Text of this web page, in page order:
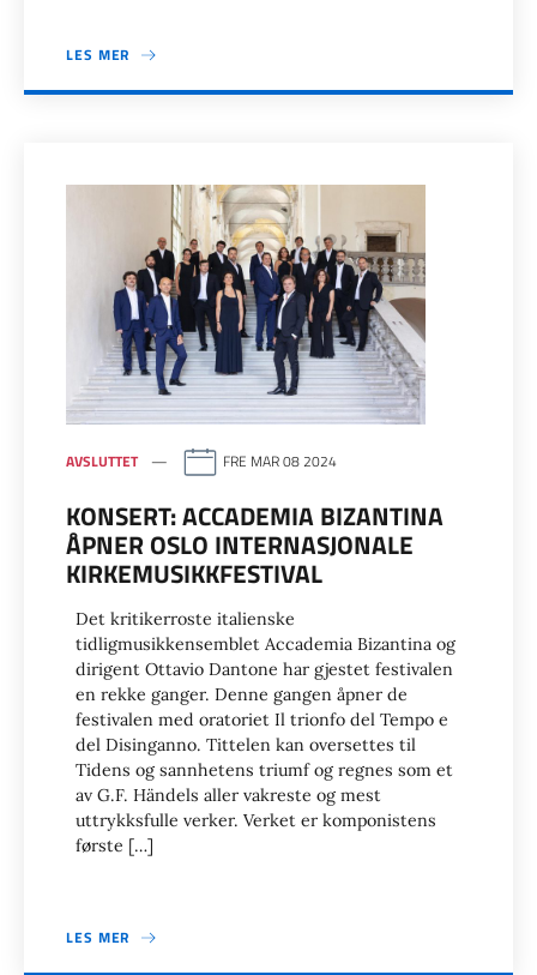
LES MER
AVSLUTTET FRE MAR 08 2024
KONSERT: ACCADEMIA BIZANTINA
ÅPNER OSLO INTERNASJONALE
KIRKEMUSIKKFESTIVAL
Det kritikerroste italienske
tidligmusikkensemblet Accademia Bizantina og
dirigent Ottavio Dantone har gjestet festivalen
en rekke ganger. Denne gangen åpner de
festivalen med oratoriet Il trionfo del Tempo e
del Disinganno. Tittelen kan oversettes til
Tidens og sannhetens triumf og regnes som et
av G.F. Händels aller vakreste og mest
uttrykksfulle verker. Verket er komponistens
første […]
LES MER